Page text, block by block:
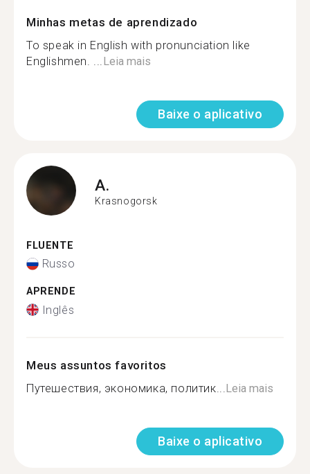
Minhas metas de aprendizado
To speak in English with pronunciation like
Englishmen. ... Leia mais
Baixe o aplicativo
A.
Krasnogorsk
FLUENTE
Russo
APRENDE
Inglês
Meus assuntos favoritos
Путешествия, экономика, политик... Leia mais
Baixe o aplicativo